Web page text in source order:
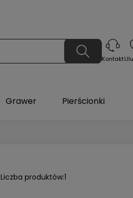
Kontakt
Grawer Pierścionki
Liczba produktów:1